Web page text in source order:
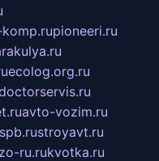
pioneeri.ru
ecolog.org.ru
avto-vozim.ru
stroyavt.ru
ru.rukvotka.ru